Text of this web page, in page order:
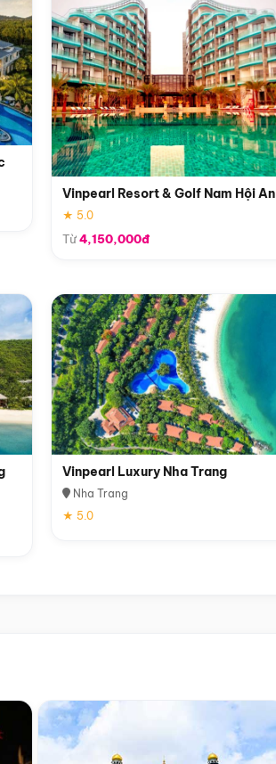
Vinpearl Resort & Golf Nam Hội An
★ 5.0
Từ4,150,000đ
Vinpearl Luxury Nha Trang
Nha Trang
★ 5.0